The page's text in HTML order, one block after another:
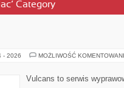
Category
- 2026 MOŻLIWOŚĆ
Vulcans to serwis